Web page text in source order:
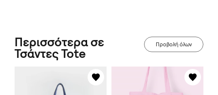
Περισσότερα σε
Τσάντες Tote
Προβολή όλων